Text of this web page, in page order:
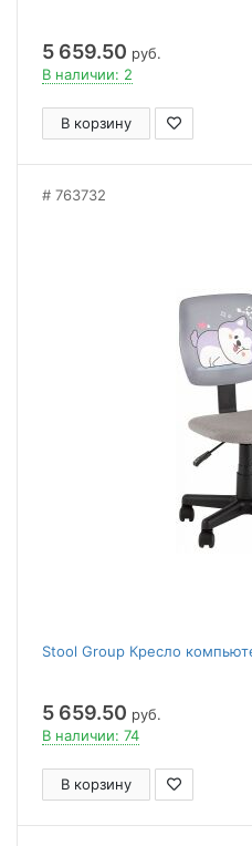
5 659.50 руб.
В наличии: 2
В корзину
763732
Stool Group Кресло
5 659.50 руб.
В наличии: 74
В корзину